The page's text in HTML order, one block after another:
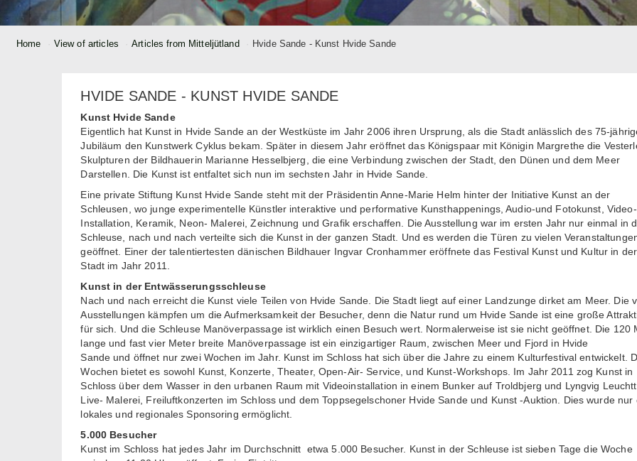
Home View of articles Articles from Mitteljütland Hvide Sande - Kunst Hvide Sande
HVIDE SANDE - KUNST HVIDE SANDE
Kunst Hvide Sande
Eigentlich hat Kunst in Hvide Sande an der Westküste im Jahr 2006 ihren Ursprung, als die Stadt anlässlich des 75-
Jubiläum den Kunstwerk Cyklus bekam. Später in diesem Jahr eröffnet das Königspaar mit Königin Margrethe die
Skulpturen der Bildhauerin Marianne Hesselbjerg, die eine Verbindung zwischen der Stadt, den Dünen und dem Meer
Darstellen. Die Kunst ist entfaltet sich nun im sechsten Jahr in Hvide Sande.
Eine private Stiftung Kunst Hvide Sande steht mit der Präsidentin Anne-Marie Helm hinter der Initiative Kunst an der
Schleusen, wo junge experimentelle Künstler interaktive und performative Kunsthappenings, Audio-und Fotokunst, Video-
Installation, Keramik, Neon- Malerei, Zeichnung und Grafik erschaffen. Die Ausstellung war im ersten Jahr nur einmal in
Schleuse, nach und nach verteilte sich die Kunst in der ganzen Stadt. Und es werden die Türen zu vielen
geöffnet. Einer der talentiertesten dänischen Bildhauer Ingvar Cronhammer eröffnete das Festival Kunst und Kultur in der
Stadt im Jahr 2011.
Kunst in der Entwässerungsschleuse
Nach und nach erreicht die Kunst viele Teilen von Hvide Sande. Die Stadt liegt auf einer Landzunge dirket am Meer. Die
Ausstellungen kämpfen um die Aufmerksamkeit der Besucher, denn die Natur rund um Hvide Sande ist eine große
für sich. Und die Schleuse Manöverpassage ist wirklich einen Besuch wert. Normalerweise ist sie nicht geöffnet. Die 120
lange und fast vier Meter breite Manöverpassage ist ein einzigartiger Raum, zwischen Meer und Fjord in Hvide
Sande und öffnet nur zwei Wochen im Jahr. Kunst im Schloss hat sich über die Jahre zu einem Kulturfestival entwickelt.
Wochen bietet es sowohl Kunst, Konzerte, Theater, Open-Air- Service, und Kunst-Workshops. Im Jahr 2011 zog Kunst in
Schloss über dem Wasser in den urbanen Raum mit Videoinstallation in einem Bunker auf Troldbjerg und Lyngvig
Live- Malerei, Freiluftkonzerten im Schloss und dem Toppsegelschoner Hvide Sande und Kunst -Auktion. Dies wurde nur
lokales und regionales Sponsoring ermöglicht.
5.000 Besucher
Kunst im Schloss hat jedes Jahr im Durchschnitt etwa 5.000 Besucher. Kunst in der Schleuse ist sieben Tage die Woche